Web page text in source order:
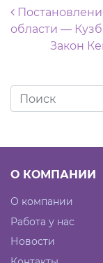
области —
Закон
О КОМПАНИИ
О компании
Работа у нас
Новости